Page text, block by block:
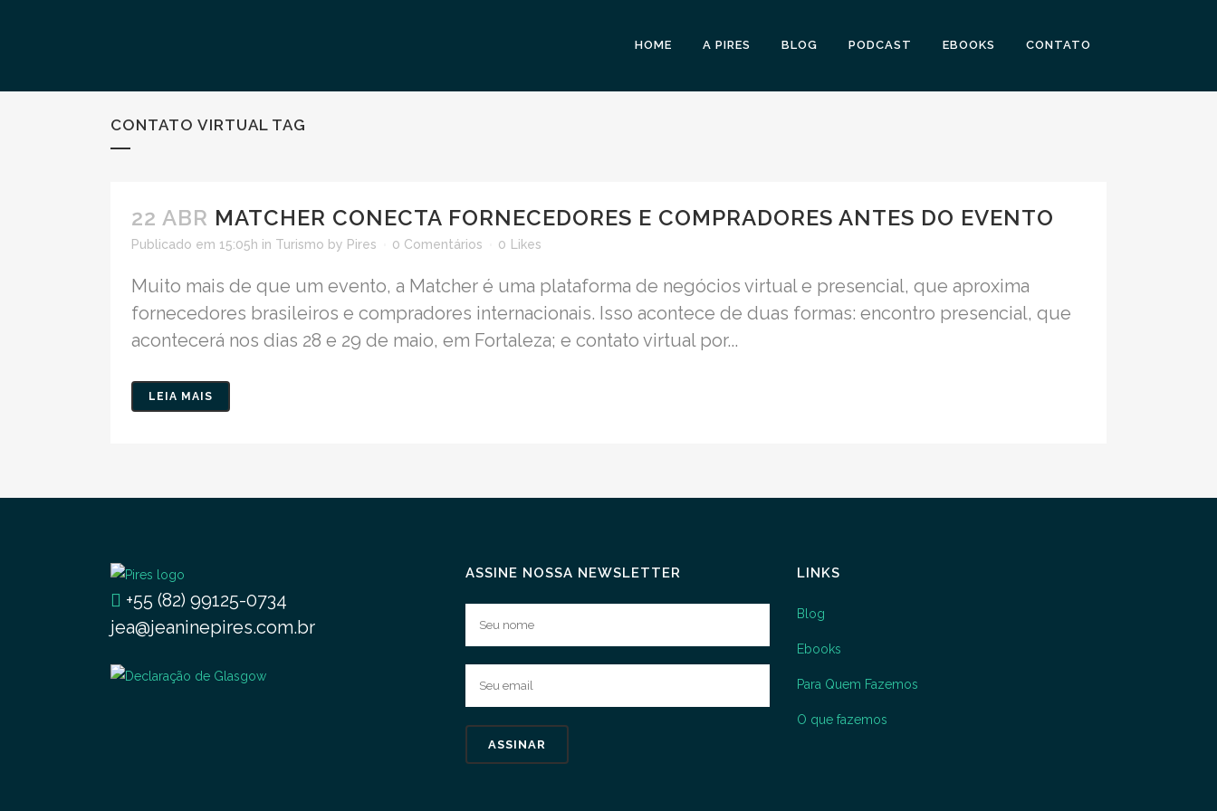
HOME A PIRES BLOG PODCAST EBOOKS CONTATO
CONTATO VIRTUAL TAG
22 ABR MATCHER CONECTA FORNECEDORES E COMPRADORES ANTES DO EVENTO
Publicado em 15:05h in Turismo by Pires 0 Comentários 0 Likes
Muito mais de que um evento, a Matcher é uma plataforma de negócios virtual e presencial, que aproxima
fornecedores brasileiros e compradores internacionais. Isso acontece de duas formas: encontro presencial, que
acontecerá nos dias 28 e 29 de maio, em Fortaleza; e contato virtual por...
LEIA MAIS
+55 (82) 99125-0734
jea@jeaninepires.com.br
ASSINE NOSSA NEWSLETTER LINKS
Blog
Ebooks
Para Quem Fazemos
O que fazemos